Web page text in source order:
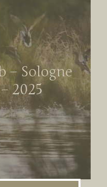
– Sologne
2025